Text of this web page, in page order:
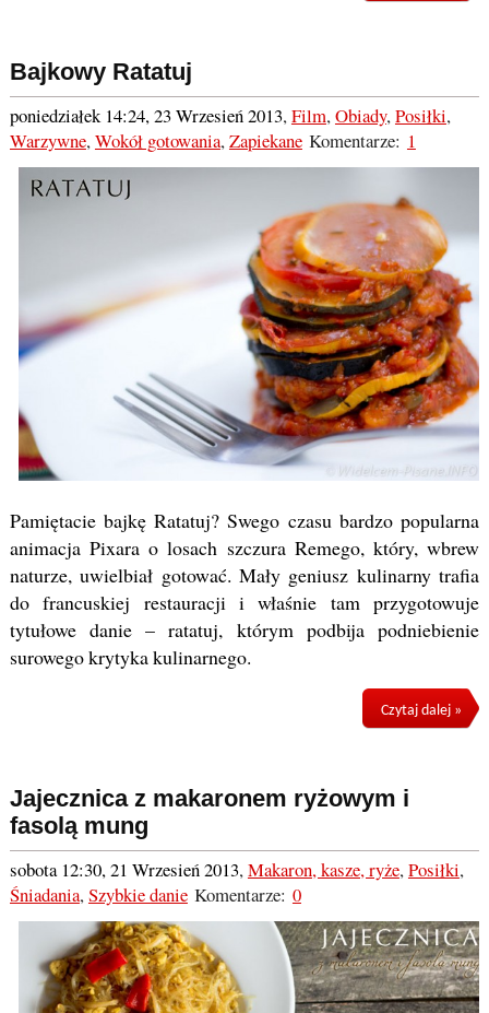
Bajkowy Ratatuj
poniedziałek 14:24, 23 Wrzesień 2013,Film,Obiady,Posiłki,
Warzywne,Wokół gotowania,ZapiekaneKomentarze: 1
Pamiętacie bajkę Ratatuj? Swego czasu bardzo popularna
animacja Pixara o losach szczura Remego, który, wbrew
naturze, uwielbiał gotować. Mały geniusz kulinarny trafia
do francuskiej restauracji i właśnie tam przygotowuje
tytułowe danie – ratatuj, którym podbija podniebienie
surowego krytyka kulinarnego.
Czytaj dalej »
Jajecznica z makaronem ryżowym i
fasolą mung
sobota 12:30, 21 Wrzesień 2013,Makaron, kasze, ryże,Posiłki,
Śniadania,Szybkie danieKomentarze: 0